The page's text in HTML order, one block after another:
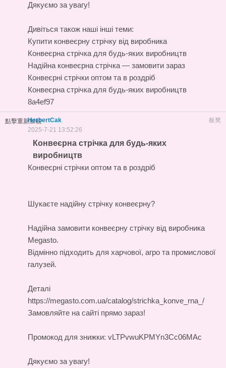
Дякуємо за увагу!
Дивіться також наші інші теми:
Купити конвеєрну стрічку від виробника
Конвеєрна стрічка для будь-яких виробництв
Надійна конвеєрна стрічка — замовити зараз
Конвеєрні стрічки оптом та в роздріб
Конвеєрна стрічка для будь-яких виробництв
8a4ef97
點擊重新加載 板凳
HerbertCak
2025-7-21 13:52:26
Конвеєрна стрічка для будь-яких
виробництв
Конвеєрні стрічки оптом та в роздріб
Шукаєте надійну стрічку конвеєрну?
Надійна замовити конвеєрну стрічку від виробника
Megasto.
Відмінно підходить для харчової, агро та промислової
галузей.
Деталі
https://megasto.com.ua/catalog/strichka_konve_rna_/
Замовляйте на сайті прямо зараз!
Промокод для знижки: vLTPvwuKPMYn3Cc06MAc
Дякуємо за увагу!